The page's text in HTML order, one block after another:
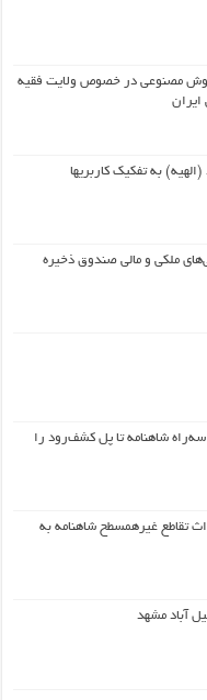
مصنوعی در خصوص ولایت فقیه
ایران
ملکی و مالی صندوق ذخیره
شاهنامه تا پل کشف‌رود را
تقاطع غیرهمسطح شاهنامه به
آباد مشهد